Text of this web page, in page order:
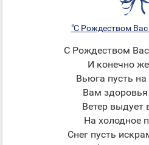
"С Рождеством
С Рождеством
И конечно
Вьюга пусть на
Вам здоровья
Ветер выдует
На холодное
Снег пусть